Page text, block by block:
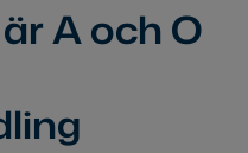
A och O